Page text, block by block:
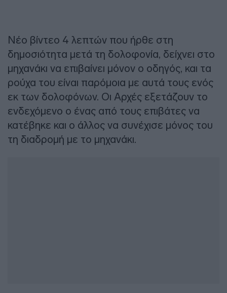
Νέο βίντεο 4 λεπτών που ήρθε στη
δημοσιότητα μετά τη δολοφονία, δείχνει στο
μηχανάκι να επιβαίνει μόνον ο οδηγός, και τα
ρούχα του είναι παρόμοια με αυτά τους ενός
εκ των δολοφόνων. Οι Αρχές εξετάζουν το
ενδεχόμενο ο ένας από τους επιβάτες να
κατέβηκε και ο άλλος να συνέχισε μόνος του
τη διαδρομή με το μηχανάκι.